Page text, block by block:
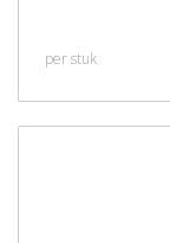
per stuk